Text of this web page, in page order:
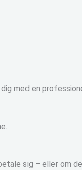
med en
sig – eller om